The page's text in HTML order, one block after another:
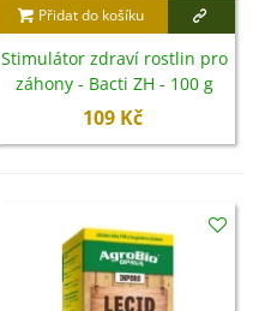
Přidat do košíku
Stimulátor zdraví rostlin pro
záhony - Bacti ZH - 100 g
109 Kč